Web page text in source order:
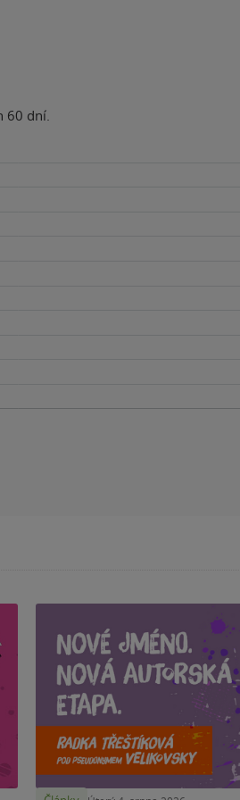
60 dní.